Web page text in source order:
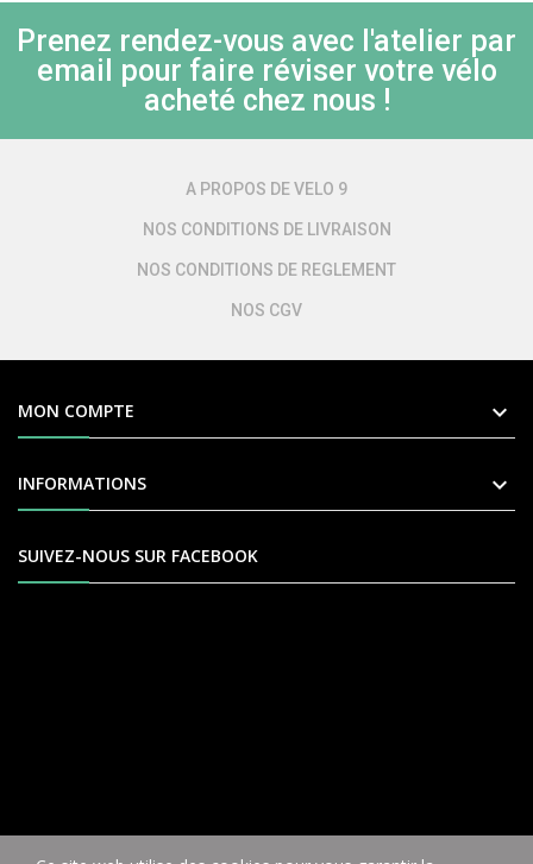
Prenez rendez-vous avec l'atelier par
email pour faire réviser votre vélo
acheté chez nous !
A PROPOS DE VELO 9
NOS CONDITIONS DE LIVRAISON
NOS CONDITIONS DE REGLEMENT
NOS CGV
MON COMPTE 
INFORMATIONS 
SUIVEZ-NOUS SUR FACEBOOK